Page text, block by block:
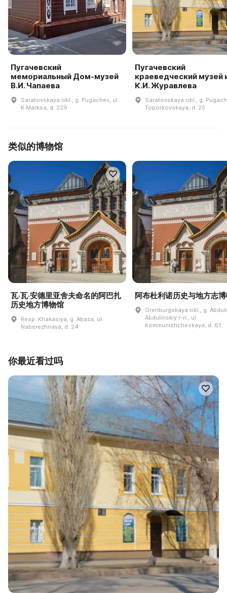
Пугачевский
мемориальный Дом-музей
В.И. Чапаева
Saratovskaya obl., g. Pugachev, ul.
K.Marksa, d. 229
Пугачевский
краеведческий музей
К.И. Журавлева
Saratovskaya obl., g.
Toporkovskaya, d. 25
类似的博物馆
瓦·瓦·安德里亚舍夫命名的阿巴扎
历史地方博物馆
Resp. Khakasiya, g. Abaza, ul.
Naberezhnaya, d. 24
阿布杜利诺历史与地方志
Orenburgskaya obl., g.
Abdulinskiy r-n., ul.
Kommunisticheskaya, d. 61
你最近看过吗